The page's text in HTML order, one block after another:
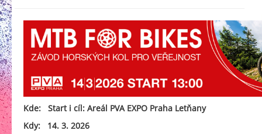
Kde: Start i cíl: Areál PVA EXPO Praha Letňany
Kdy: 14. 3. 2026